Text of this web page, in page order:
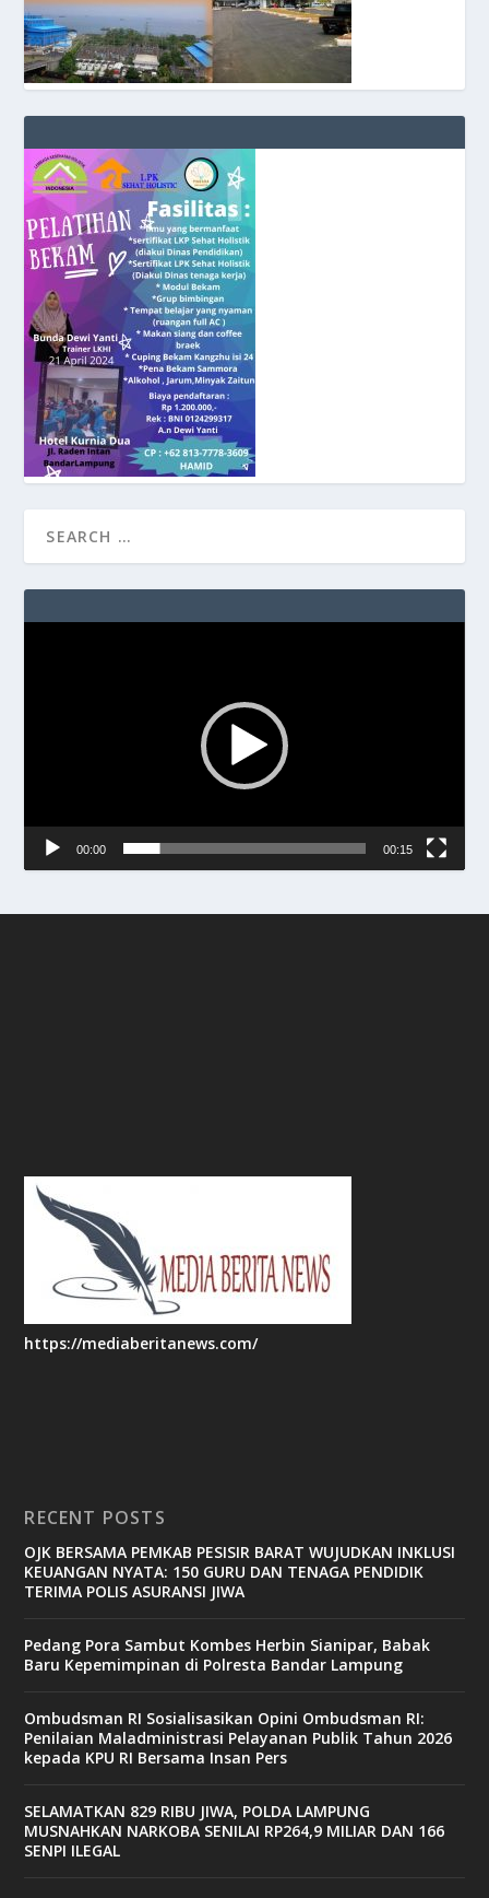
00:00 00:15
https://mediaberitanews.com/
RECENT POSTS
OJK BERSAMA PEMKAB PESISIR BARAT WUJUDKAN INKLUSI
KEUANGAN NYATA: 150 GURU DAN TENAGA PENDIDIK
TERIMA POLIS ASURANSI JIWA
Pedang Pora Sambut Kombes Herbin Sianipar, Babak
Baru Kepemimpinan di Polresta Bandar Lampung
Ombudsman RI Sosialisasikan Opini Ombudsman RI:
Penilaian Maladministrasi Pelayanan Publik Tahun 2026
kepada KPU RI Bersama Insan Pers
SELAMATKAN 829 RIBU JIWA, POLDA LAMPUNG
MUSNAHKAN NARKOBA SENILAI RP264,9 MILIAR DAN 166
SENPI ILEGAL